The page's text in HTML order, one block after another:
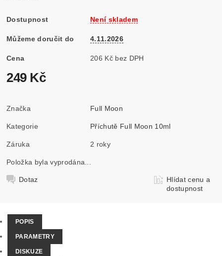
Dostupnost Není skladem
Můžeme doručit do 4.11.2026
Cena 206 Kč bez DPH
249 Kč
Značka Full Moon
Kategorie Příchutě Full Moon 10ml
Záruka 2 roky
Položka byla vyprodána...
Dotaz
Hlídat cenu a
dostupnost
POPIS
PARAMETRY
DISKUZE